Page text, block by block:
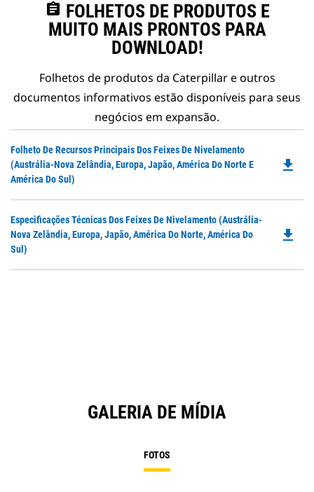
assignment FOLHETOS DE PRODUTOS E
MUITO MAIS PRONTOS PARA
DOWNLOAD!
Folhetos de produtos da Caterpillar e outros
documentos informativos estão disponíveis para seus
negócios em expansão.
Folheto De Recursos Principais Dos Feixes De Nivelamento
(Austrália-Nova Zelândia, Europa, Japão, América Do Norte E
América Do Sul)
file_download
Especificações Técnicas Dos Feixes De Nivelamento (Austrália-
Nova Zelândia, Europa, Japão, América Do Norte, América Do
Sul)
file_download
GALERIA DE MÍDIA
FOTOS